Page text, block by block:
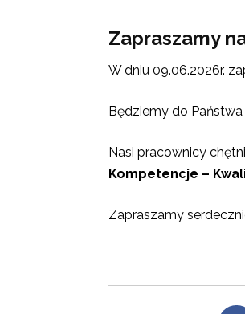
Zapraszamy
W dniu 09.06.2026r.
Będziemy do
Nasi pracownicy
Kompetencje –
Zapraszamy